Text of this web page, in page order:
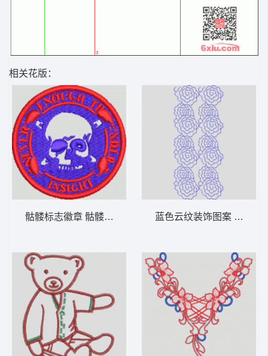
相关花版：
骷髅标志徽章 骷髅章仔 蓝色云纹装饰图案 棉花